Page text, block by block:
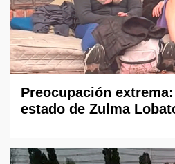
Preocupación
estado de Zulma